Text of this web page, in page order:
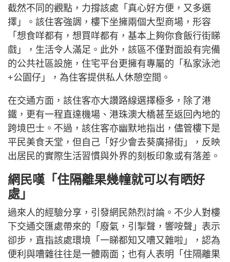
截然不同的觀點，力撐該處「真心好方便，又多選
擇」。該住客強調，樓下坐擁兩個大型商場，形容
「想食咩都有，想買咩都有，基本上夠你食飯行街睇
戲」，生活令人滿足。此外，該區不僅對面設有完備
的公共社區設施，住宅平台更擁有專屬的「私家泳池
+公園仔」，為住客提供私人休憩空間。
在交通方面，該住客亦大讚路線選擇極多，除了港
鐵，更有一程直達機場、港珠澳大橋甚至返回內地的
跨境巴士。不過，該住客亦幽默地指出，儘管樓下是
平民美食天堂，但自己「好少會去葵廣掃街」，反映
出居民的實際生活習慣與外界的刻板印象或有落差。
網民嘆「住隔離果幾幢就可以有晒好
處」
過來人的經驗分享，引發網民熱烈討論。不少人對樓
下交通交匯處帶來的「廢氣，引掣聲，響咹聲」表示
卻步，直指該處環境「一睇都知又嘈又雜啦」，認為
便利與嘈雜往往是一體兩面；也有人表明「住隔離果